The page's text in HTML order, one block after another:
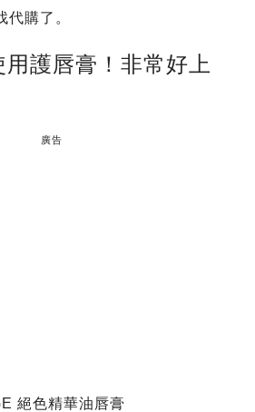
代購了。
護唇膏！非常好上
廣告
絕色精華油唇膏